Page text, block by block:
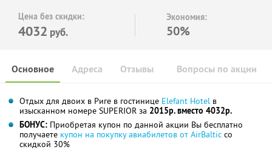
Цена без скидки:
4032 руб.
Экономия:
50%
Основное Отзывы Вопросы по акции
Адреса
Отдых для двоих в Риге в гостинице Elefant Hotel в
изысканном номере SUPERIOR за 2015р. вместо 4032р.
БОНУС: Приобретая купон по данной акции Вы бесплатно
получаете купон на покупку авиабилетов от AirBaltic со
скидкой 30%